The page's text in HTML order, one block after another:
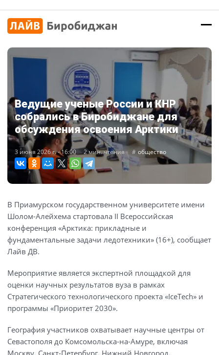
Ведущие ученые России и КНР
собрались в Биробиджане для
обсуждения освоения Арктики
3 июня 2026 г. - 16:00 2 мин. чтения общество
В Приамурском государственном университете имени
Шолом-Алейхема стартовала II Всероссийская
конференция «Арктика: прикладные и
фундаментальные задачи ледотехники» (16+), сообщает
Лайв ДВ.
Мероприятие является экспертной площадкой для
оценки научных результатов вуза в рамках
Стратегического технологического проекта «IceTech» и
программы «Приоритет 2030».
География участников охватывает научные центры от
Севастополя до Комсомольска-на-Амуре, включая
Москву, Санкт-Петербург, Нижний Новгород,